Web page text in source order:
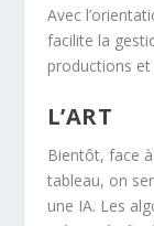
Avec
facilite la
productions
L’ART
Bientôt, face
tableau, on
une IA. Les